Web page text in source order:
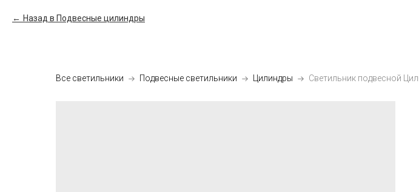
Назад в Подвесные цилиндры
Все светильники Подвесные светильники Цилиндры